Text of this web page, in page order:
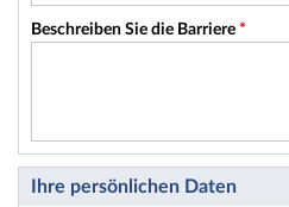
Beschreiben Sie die Barriere *
Ihre persönlichen Daten